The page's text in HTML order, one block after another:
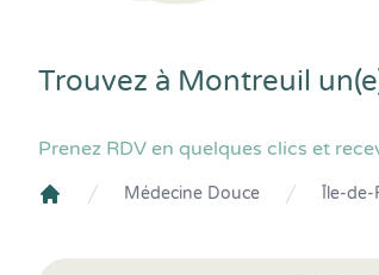
Trouvez à Montreuil
Prenez RDV en quelques clics et
Médecine Douce Île-de-